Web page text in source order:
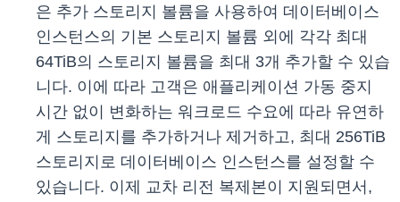
은 추가 스토리지 볼륨을 사용하여 데이터베이스
인스턴스의 기본 스토리지 볼륨 외에 각각 최대
64TiB의 스토리지 볼륨을 최대 3개 추가할 수 있습
니다. 이에 따라 고객은 애플리케이션 가동 중지
시간 없이 변화하는 워크로드 수요에 따라 유연하
게 스토리지를 추가하거나 제거하고, 최대 256TiB
스토리지로 데이터베이스 인스턴스를 설정할 수
있습니다. 이제 교차 리전 복제본이 지원되면서,